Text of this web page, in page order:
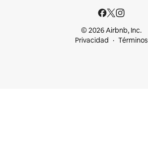
© 2026 Airbnb, Inc.
Privacidad
Términos